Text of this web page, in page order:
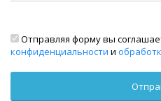
Отправляя форму вы
конфиденциальности и